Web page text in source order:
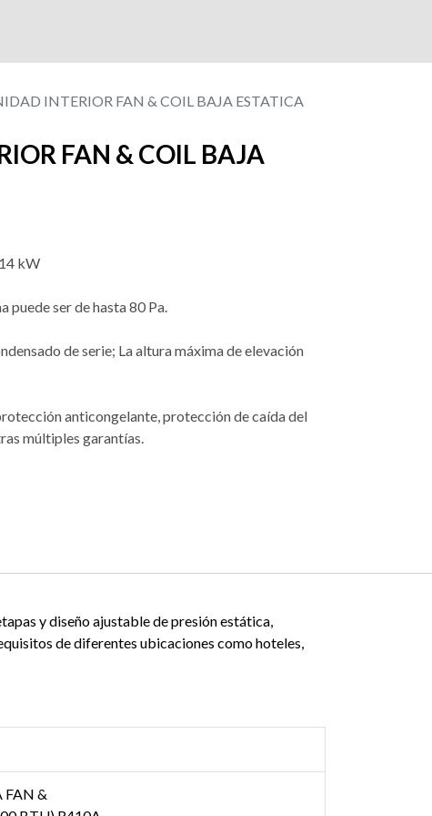
INTERIOR FAN & COIL BAJA ESTATICA
FAN & COIL BAJA
kW
puede ser de hasta 80 Pa.
de serie; La altura máxima de elevación
anticongelante, protección de caída del
múltiples garantías.
y diseño ajustable de presión estática,
de diferentes ubicaciones como hoteles,
FAN &